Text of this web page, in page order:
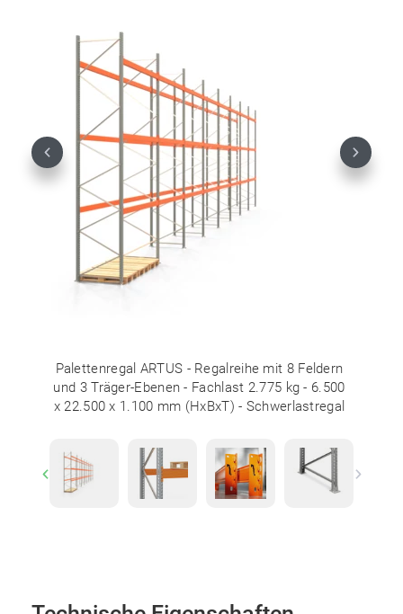
Palettenregal ARTUS - Regalreihe mit 8 Feldern
und 3 Träger-Ebenen - Fachlast 2.775 kg - 6.500
x 22.500 x 1.100 mm (HxBxT) - Schwerlastregal
Previous Next
Previous Next